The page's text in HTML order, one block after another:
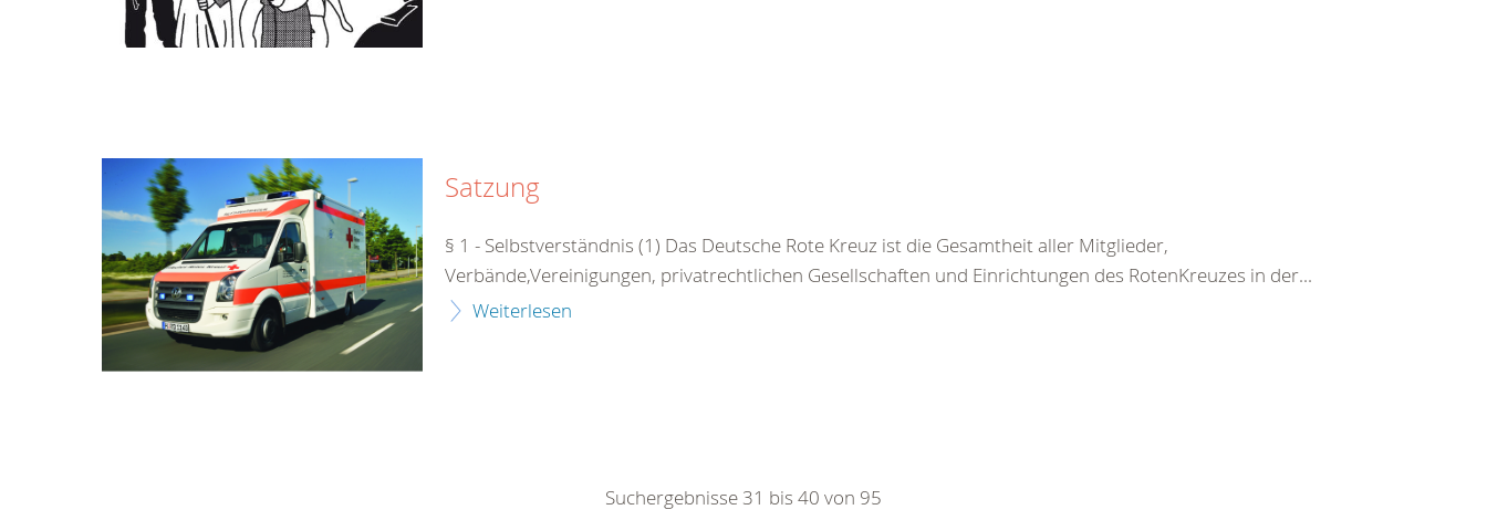
Satzung
§ 1 - Selbstverständnis (1) Das Deutsche Rote Kreuz ist die Gesamtheit aller Mitglieder,
Verbände,Vereinigungen, privatrechtlichen Gesellschaften und Einrichtungen des RotenKreuzes in der...
Weiterlesen
Suchergebnisse 31 bis 40 von 95